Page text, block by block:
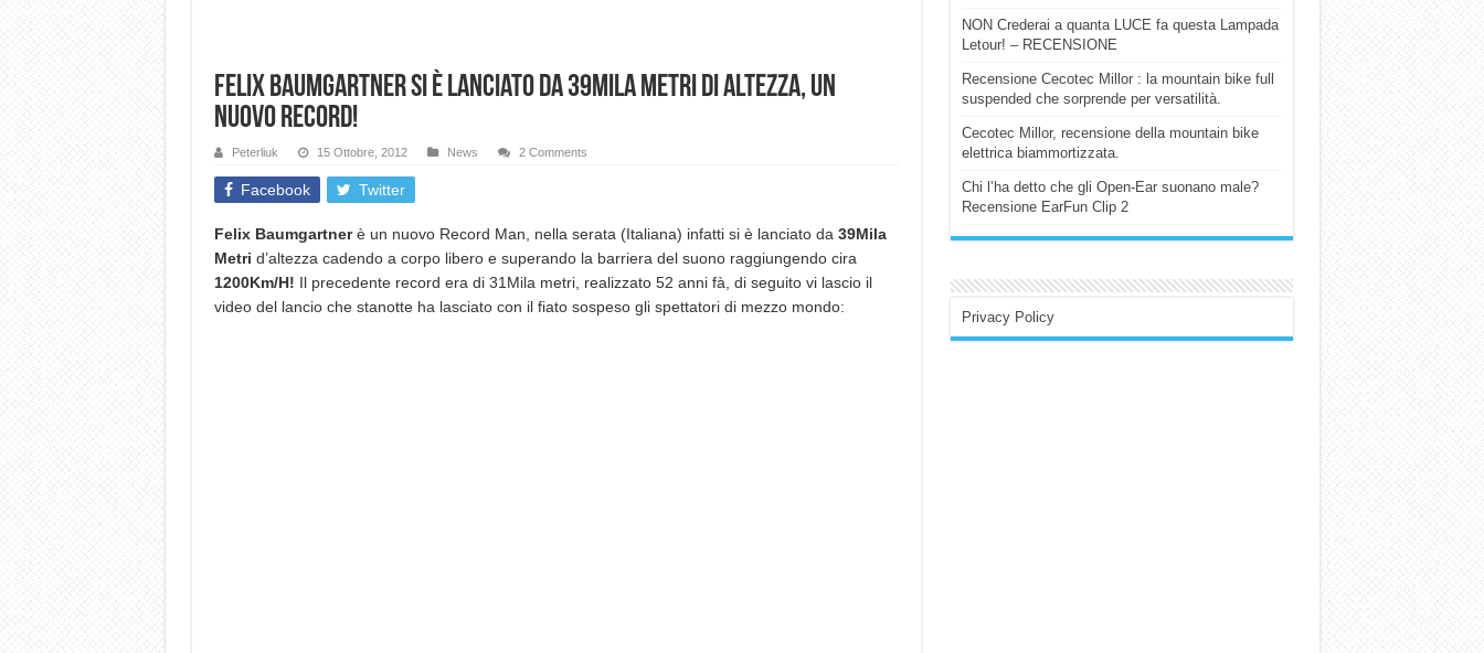
Felix Baumgartner si è lanciato da 39mila Metri di altezza, un
nuovo record!
Peterliuk 15 Ottobre, 2012 News 2 Comments
Facebook Twitter
Felix Baumgartnerè un nuovo Record Man, nella serata (Italiana) infatti si è lanciato da 39Mila
Metri d’altezza cadendo a corpo libero e superando la barriera del suono raggiungendo cira
1200Km/H! Il precedente record era di 31Mila metri, realizzato 52 anni fà, di seguito vi lascio il
video del lancio che stanotte ha lasciato con il fiato sospeso gli spettatori di mezzo mondo:
NON Crederai a quanta LUCE fa questa Lampada
Letour! – RECENSIONE
Recensione Cecotec Millor : la mountain bike full
suspended che sorprende per versatilità.
Cecotec Millor, recensione della mountain bike
elettrica biammortizzata.
Chi l’ha detto che gli Open-Ear suonano male?
Recensione EarFun Clip 2
Privacy Policy